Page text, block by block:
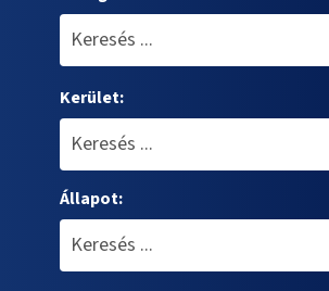
Kerület:
Állapot: